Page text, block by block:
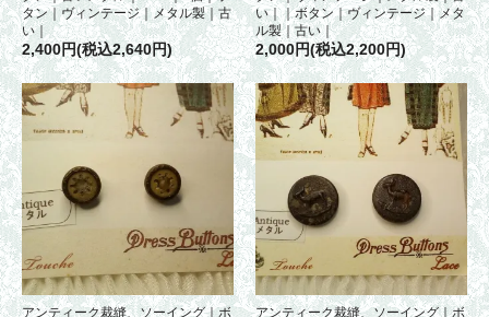
タン｜ヴィンテージ｜メタル製｜古
い｜
2,400円(税込2,640円)
い｜｜ボタン｜ヴィンテージ｜メタ
ル製｜古い｜
2,000円(税込2,200円)
アンティーク裁縫、ソーイング｜ボ
アンティーク裁縫、ソーイング｜ボ